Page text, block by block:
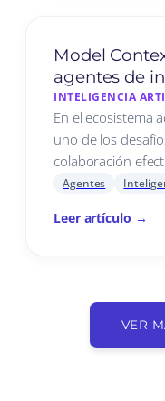
Model
agentes de
INTELIGENCIA
En el ecosistema
uno de los
colaboración
Agentes
Leer artículo →
VER